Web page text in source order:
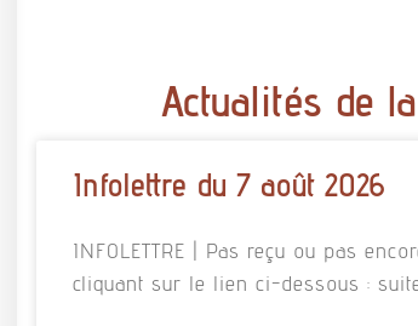
Actualités de
Infolettre du 7 août 2026
INFOLETTRE | Pas reçu ou pas
cliquant sur le lien ci-dessous :